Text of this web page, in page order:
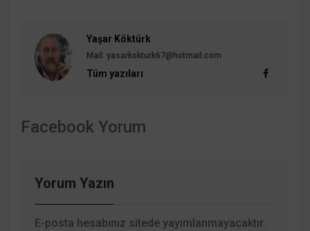
Yaşar Köktürk
Mail: yasarkokturk67@hotmail.com
Tüm yazıları
Facebook Yorum
Yorum Yazın
E-posta hesabınız sitede yayımlanmayacaktır.